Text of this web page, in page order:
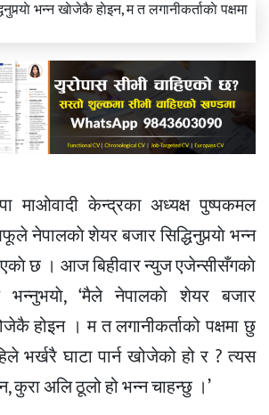
माओवादी केन्द्रका अध्यक्ष पुष्पकमल
नेपालकाे शेयर बजार सिद्धिनुपर्‍याे भन्न
छ । आज बिहीवार न्युज एजेन्सीसँगकाे
भन्नुभयाे, ‘मैले नेपालकाे शेयर बजार
होइन । म त लगानीकर्ताको पक्षमा छु
भर्खरै घाटा पार्न खोजेको हो र ? त्यस
कुरा अलि ठूलो हो भन्न चाहन्छु ।’